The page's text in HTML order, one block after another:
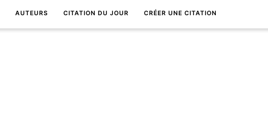
AUTEURS CITATION DU JOUR CRÉER UNE CITATION